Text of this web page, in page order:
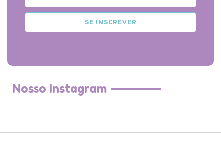
m
i
SE INSCREVER
Nosso Instagram